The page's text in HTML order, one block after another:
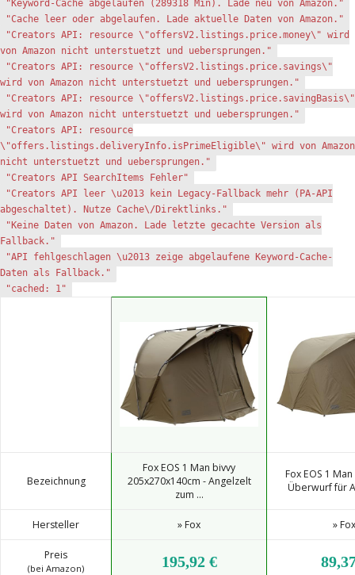
"Keyword-Cache abgelaufen (289318 Min). Lade neu von Amazon."
"Cache leer oder abgelaufen. Lade aktuelle Daten von Amazon."
"Creators API: resource \"offersV2.listings.price.money\" wird
von Amazon nicht unterstuetzt und uebersprungen."
"Creators API: resource \"offersV2.listings.price.savings\"
wird von Amazon nicht unterstuetzt und uebersprungen."
"Creators API: resource \"offersV2.listings.price.savingBasis\"
wird von Amazon nicht unterstuetzt und uebersprungen."
"Creators API: resource
\"offers.listings.deliveryInfo.isPrimeEligible\" wird von Amazon
nicht unterstuetzt und uebersprungen."
"Creators API SearchItems Fehler"
"Creators API leer \u2013 kein Legacy-Fallback mehr (PA-API
abgeschaltet). Nutze Cache\/Direktlinks."
"Keine Daten von Amazon. Lade letzte gecachte Version als
Fallback."
"API fehlgeschlagen \u2013 zeige abgelaufene Keyword-Cache-
Daten als Fallback."
"cached: 1"
Bezeichnung
Fox EOS 1 Man bivvy
205x270x140cm - Angelzelt
zum ...
Fox EOS 1
Überwurf für
Hersteller » Fox » Fox
Preis
(bei Amazon) 195,92 €